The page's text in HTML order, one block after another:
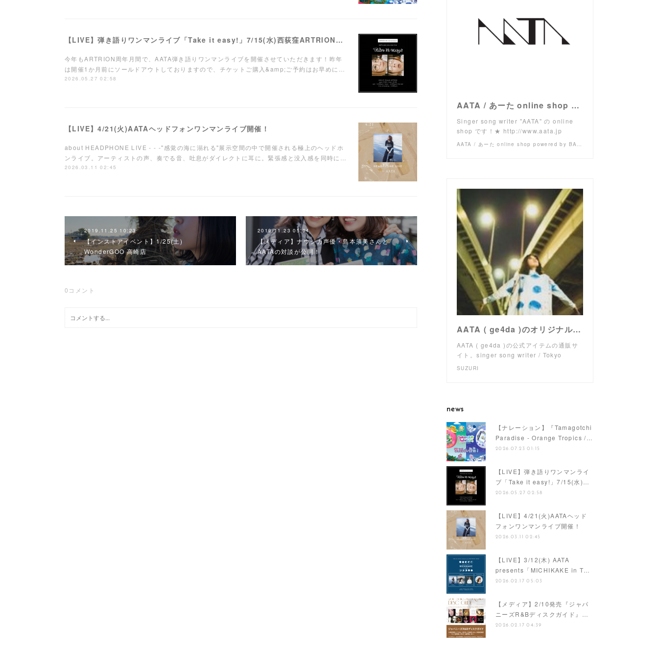
【LIVE】弾き語りワンマンライブ「Take it easy!」7/15(水)西荻窪ARTRIONにて開催！
今年もARTRION周年月間で、AATA弾き語りワンマンライブを開催させていただきます！昨年
は開催1か月前にソールドアウトしておりますので、チケットご購入&amp;ご予約はお早めに…
2026.05.27 02:58
【LIVE】4/21(火)AATAヘッドフォンワンマンライブ開催！
about HEADPHONE LIVE - - -"感覚の海に溺れる"展示空間の中で開催される極上のヘッドホ
ンライブ。アーティストの声、奏でる音、吐息がダイレクトに耳に。緊張感と没入感を同時に…
2026.03.11 02:45
2019.11.25 10:23
【インストアイベント】1/25(土)
WonderGOO 高崎店
2019.11.23 05:04
【メディア】ナウシカ声優・島本須美さんと
AATAの対談が公開！
0 コメント
Singer song writer "AATA" の online
AATA ( ge4da )の公式アイテムの通販サ
【ナレーション】『Tamagotchi
Paradise - Orange Tropics /…
【LIVE】弾き語りワンマンライ
ブ「Take it easy!」7/15(水)…
【LIVE】4/21(火)AATAヘッド
フォンワンマンライブ開催！
【LIVE】3/12(木) AATA
presents「MICHIKAKE in T…
【メディア】2/10発売『ジャパ
ニーズR&Bディスクガイド』…